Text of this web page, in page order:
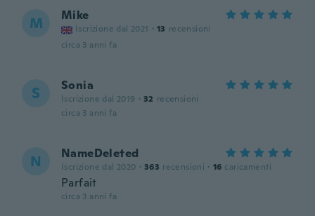
M Mike
Iscrizione dal 2021 · 13 recensioni
circa 3 anni fa
S Sonia
Iscrizione dal 2019 · 32 recensioni
circa 3 anni fa
N NameDeleted
Iscrizione dal 2020 · 363 recensioni · 16 caricamenti
Parfait
circa 3 anni fa